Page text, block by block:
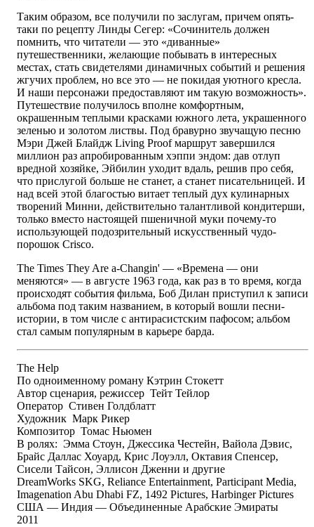
Таким образом, все получили по заслугам, причем опять-
таки по рецепту Линды Сегер: «Сочинитель должен
помнить, что читатели — это «диванные»
путешественники, желающие побывать в интересных
местах, стать свидетелями динамичных событий и решения
жгучих проблем, но все это — не покидая уютного кресла.
И наши персонажи предоставляют им такую возможность».
Путешествие получилось вполне комфортным,
окрашенным теплыми красками южного лета, украшенного
зеленью и золотом листвы. Под бравурно звучащую песню
Мэри Джей Блайдж Living Proof маршрут завершился
миллион раз апробированным хэппи эндом: дав отлуп
вредной хозяйке, Эйбилин уходит вдаль, решив про себя,
что прислугой больше не станет, а станет писательницей. И
над всей этой благостью витает теплый дух кулинарных
творений Минни, действительно талантливой кондитерши,
только вместо настоящей пшеничной муки почему-то
использующей подозрительный искусственный чудо-
порошок Crisco.
The Times They Are a-Changin' — «Времена — они
меняются» — в августе 1963 года, как раз в то время, когда
происходят события фильма, Боб Дилан приступил к записи
альбома под таким названием, в который вошли песни-
истории, в том числе с антирасистским пафосом; альбом
стал самым популярным в карьере барда.
The Help
По одноименному роману Кэтрин Стокетт
Автор сценария, режиссер Тейт Тейлор
Оператор Стивен Голдблатт
Художник Марк Рикер
Композитор Томас Ньюмен
В ролях: Эмма Стоун, Джессика Честейн, Вайола Дэвис,
Брайс Даллас Хоуард, Крис Лоуэлл, Октавия Спенсер,
Сисели Тайсон, Эллисон Дженни и другие
DreamWorks SKG, Reliance Entertainment, Participant Media,
Imagenation Abu Dhabi FZ, 1492 Pictures, Harbinger Pictures
США — Индия — Объединенные Арабские Эмираты
2011